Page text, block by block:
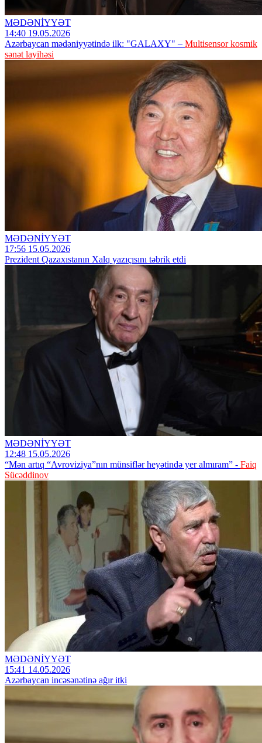
MƏDƏNİYYƏT
14:40 19.05.2026
Azərbaycan mədəniyyətində ilk: "GALAXY" – Multisensor kosmik
sənət layihəsi
MƏDƏNİYYƏT
17:56 15.05.2026
Prezident Qazaxıstanın Xalq yazıçısını təbrik etdi
MƏDƏNİYYƏT
12:48 15.05.2026
“Mən artıq “Avroviziya”nın münsiflər heyətində yer almıram” - Faiq
Sücəddinov
MƏDƏNİYYƏT
15:41 14.05.2026
Azərbaycan incəsənətinə ağır itki